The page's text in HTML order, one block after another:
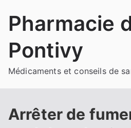
Pharmacie
Pontivy
Médicaments et conseils de
Arrêter de